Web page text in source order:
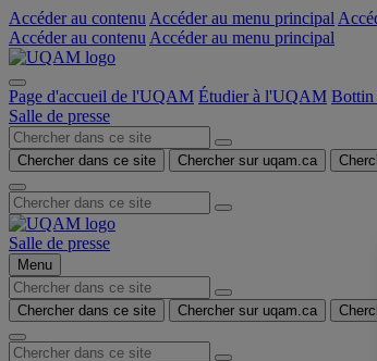
Accéder au contenu Accéder au menu principal
Accéder au contenu Accéder au menu principal
Page d'accueil de l'UQAM Étudier à l'UQAM Bottin
Salle de presse
Chercher dans ce site Chercher sur uqam.ca
Salle de presse
Menu
Chercher dans ce site Chercher sur uqam.ca